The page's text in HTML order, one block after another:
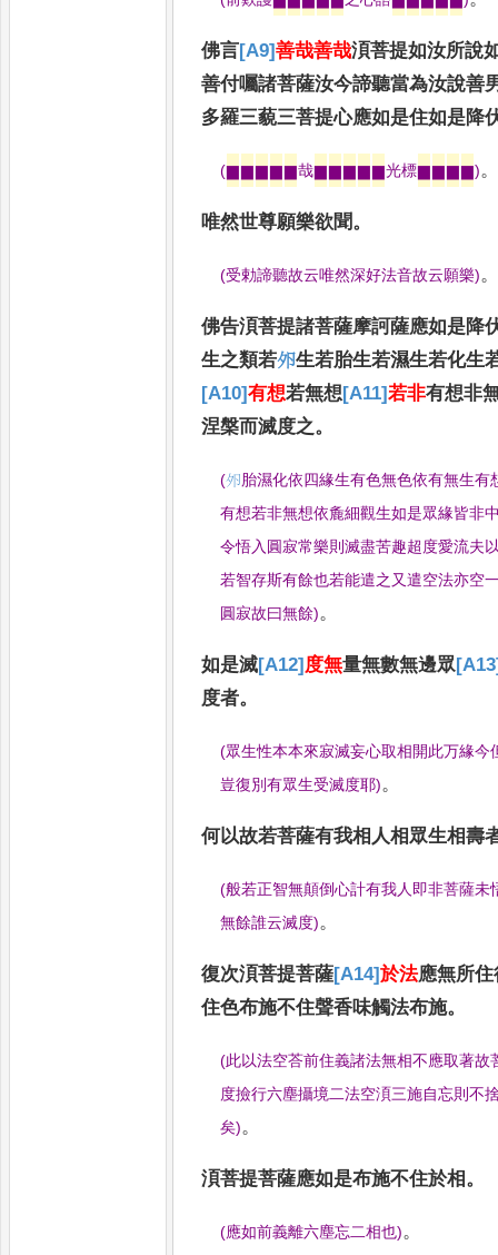
佛言[A9]善哉善哉湏菩提如汝所說
善付囑諸菩薩汝今諦聽當為汝說善
多羅三藐三菩提心應如是住如是降
(▆▆▆▆▆哉▆▆▆▆▆光標▆▆▆▆)
唯然世尊願樂欲聞。
(受勅諦聽故云唯然深好法音故云願樂)
佛告湏菩提諸菩薩摩訶薩應如是降
生之類若𡖉生若胎生若濕生若化生
[A10]有想若無想[A11]若非有想非
涅槃而滅度之。
(𡖉胎濕化依四緣生有色無色依有無生有
有想若非無想依麁細觀生如是眾緣皆非
令悟入圓寂常樂則滅盡苦趣超度愛流夫
若智存斯有餘也若能遣之又遣空法亦空
圓寂故曰無餘)。
如是滅[A12] 度無量無數無邊眾
度者。
(眾生性本本來寂滅妄心取相開此万緣今
豈復別有眾生受滅度耶)。
何以故若菩薩有我相人相眾生相壽
(般若正智無顛倒心計有我人即非菩薩未
無餘誰云滅度)。
復次湏菩提菩薩[A14]於法應無所
住色布施不住聲香味觸法布施。
(此以法空荅前住義諸法無相不應取著故
度撿行六塵攝境二法空湏三施自忘則不
矣)。
湏菩提菩薩應如是布施不住於相。
(應如前義離六塵忘二相也)。